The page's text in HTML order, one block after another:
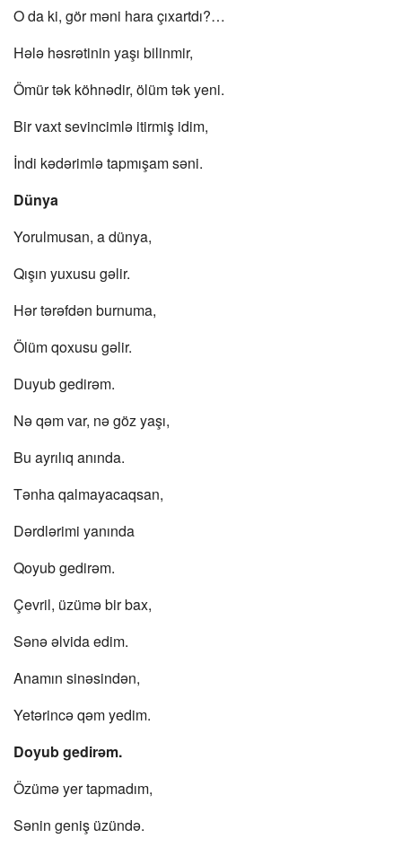
O da ki, gör məni hara çıxartdı?…
Hələ həsrətinin yaşı bilinmir,
Ömür tək köhnədir, ölüm tək yeni.
Bir vaxt sevincimlə itirmiş idim,
İndi kədərimlə tapmışam səni.
Dünya
Yorulmusan, a dünya,
Qışın yuxusu gəlir.
Hər tərəfdən burnuma,
Ölüm qoxusu gəlir.
Duyub gedirəm.
Nə qəm var, nə göz yaşı,
Bu ayrılıq anında.
Tənha qalmayacaqsan,
Dərdlərimi yanında
Qoyub gedirəm.
Çevril, üzümə bir bax,
Sənə əlvida edim.
Anamın sinəsindən,
Yetərincə qəm yedim.
Doyub gedirəm.
Özümə yer tapmadım,
Sənin geniş üzündə.